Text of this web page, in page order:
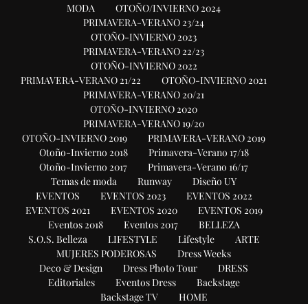
MODA
OTOÑO/INVIERNO 2024
PRIMAVERA-VERANO 23/24
OTOÑO-INVIERNO 2023
PRIMAVERA-VERANO 22/23
OTOÑO-INVIERNO 2022
PRIMAVERA-VERANO 21/22
OTOÑO-INVIERNO 2021
PRIMAVERA-VERANO 20/21
OTOÑO-INVIERNO 2020
PRIMAVERA-VERANO 19/20
OTOÑO-INVIERNO 2019
PRIMAVERA-VERANO 2019
Otoño-Invierno 2018
Primavera-Verano 17/18
Otoño-Invierno 2017
Primavera-Verano 16/17
Temas de moda
Runway
Diseño UY
EVENTOS
EVENTOS 2023
EVENTOS 2022
EVENTOS 2021
EVENTOS 2020
EVENTOS 2019
Eventos 2018
Eventos 2017
BELLEZA
S.O.S. Belleza
LIFESTYLE Lifestyle
ARTE
MUJERES PODEROSAS
Dress Weeks
Deco & Design
Dress Photo Tour
DRESS
Editoriales
Eventos Dress
Backstage
Backstage TV
HOME